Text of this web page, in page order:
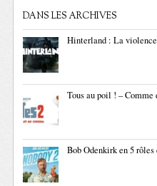
DANS LES ARCHIVES
Hinterland : La
Tous au poil ! –
Bob Odenkirk en 5